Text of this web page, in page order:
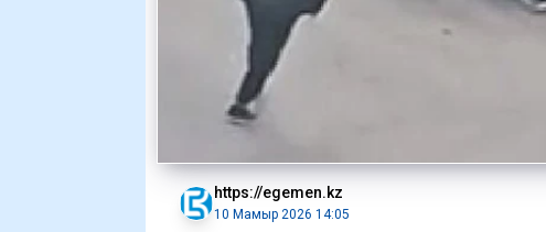
https://egemen.kz
10 Мамыр 2026 14:05